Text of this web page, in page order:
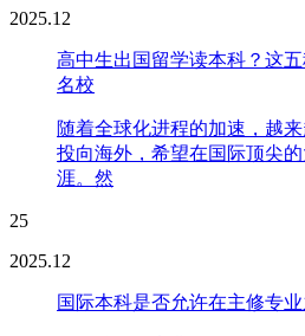
2025.12
高中生出国留学读本科？这
名校
随着全球化进程的加速，越
投向海外，希望在国际顶尖
涯。然
25
2025.12
国际本科是否允许在主修专